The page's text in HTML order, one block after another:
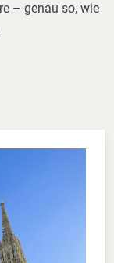
– genau so, wie